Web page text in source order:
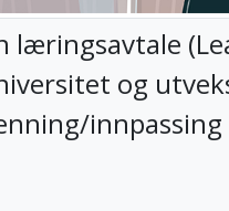
læringsavtale
og